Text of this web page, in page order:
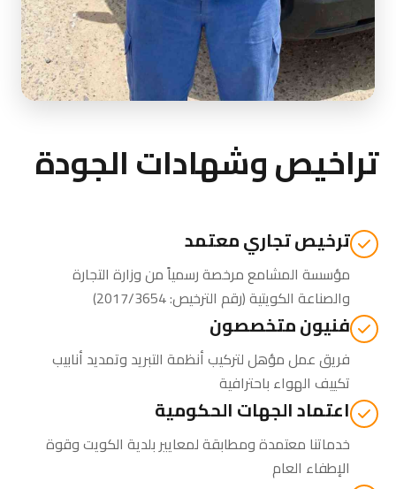
تراخيص وشهادات الجودة
ترخيص تجاري معتمد
مؤسسة المشامع مرخصة رسمياً منوزارة التجارة
والصناعة الكويتية(رقم الترخيص: 2017/3654)
فنيون متخصصون
فريق عمل مؤهل لتركيب أنظمة التبريد وتمديد أنابيب
تكييف الهواء باحترافية
اعتماد الجهات الحكومية
خدماتنا معتمدة ومطابقة لمعايير بلدية الكويت وقوة
الإطفاء العام